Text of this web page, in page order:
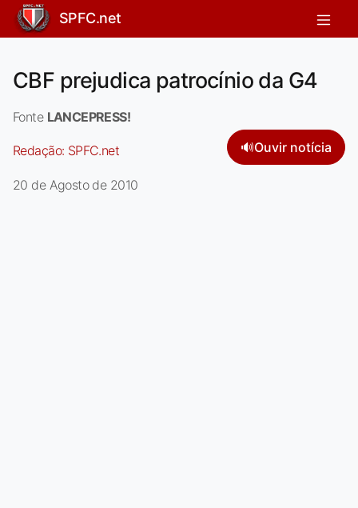
SPFC.net
CBF prejudica patrocínio da G4
Fonte LANCEPRESS!
Redação: SPFC.net 🔊Ouvir notícia
20 de Agosto de 2010